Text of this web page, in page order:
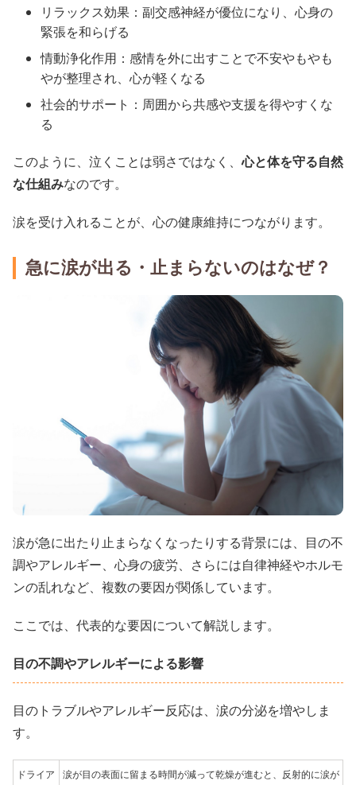
リラックス効果：副交感神経が優位になり、心身の
緊張を和らげる
情動浄化作用：感情を外に出すことで不安やもやも
やが整理され、心が軽くなる
社会的サポート：周囲から共感や支援を得やすくな
る
このように、泣くことは弱さではなく、心と体を守る自然
な仕組みなのです。
涙を受け入れることが、心の健康維持につながります。
急に涙が出る・止まらないのはなぜ？
涙が急に出たり止まらなくなったりする背景には、目の不
調やアレルギー、心身の疲労、さらには自律神経やホルモ
ンの乱れなど、複数の要因が関係しています。
ここでは、代表的な要因について解説します。
目の不調やアレルギーによる影響
目のトラブルやアレルギー反応は、涙の分泌を増やしま
す。
ドライア
涙が目の表面に留まる時間が減って乾燥が進むと、反射的に涙が